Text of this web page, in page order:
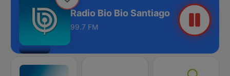
Radio Bio Bio Santiago
99.7 FM